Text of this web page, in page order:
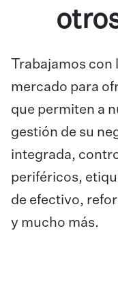
Trabajamos
mercado para
que permiten a
gestión de su
integrada,
periféricos,
de efectivo,
y mucho más.